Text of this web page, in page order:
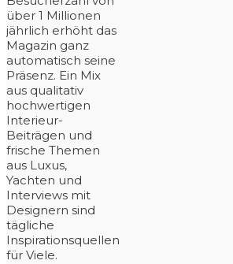
über 1 Millionen
jährlich erhöht das
Magazin ganz
automatisch seine
Präsenz. Ein Mix
aus qualitativ
hochwertigen
Interieur-
Beiträgen und
frische Themen
aus Luxus,
Yachten und
Interviews mit
Designern sind
tägliche
Inspirationsquellen
für Viele.